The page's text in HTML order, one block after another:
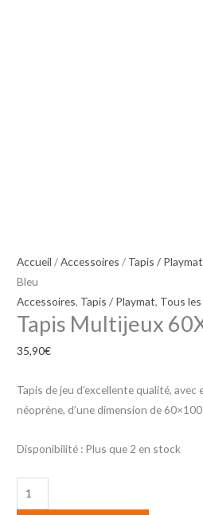
Accueil /Accessoires / Tapis / Playmat
Bleu
Accessoires, Tapis / Playmat, Tous
Tapis Multijeux
35,90€
Tapis de jeu d’excellente qualité,
néoprène, d’une dimension de 60×100
Disponibilité : Plus que 2 en stock